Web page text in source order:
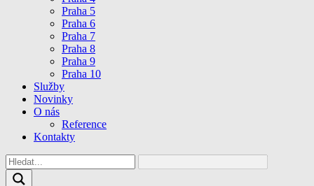
Praha 5
Praha 6
Praha 7
Praha 8
Praha 9
Praha 10
Služby
Novinky
O nás
Reference
Kontakty